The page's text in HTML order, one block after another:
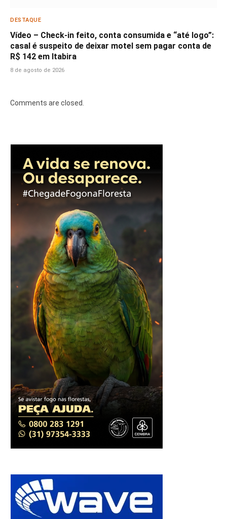
DESTAQUE
Vídeo – Check-in feito, conta consumida e “até logo”:
casal é suspeito de deixar motel sem pagar conta de
R$ 142 em Itabira
8 de agosto de 2026
Comments are closed.